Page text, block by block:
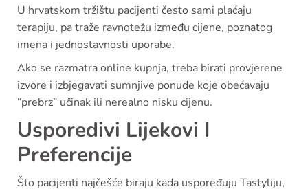
U hrvatskom tržištu pacijenti često sami plaćaju
terapiju, pa traže ravnotežu između cijene, poznatog
imena i jednostavnosti uporabe.
Ako se razmatra online kupnja, treba birati provjerene
izvore i izbjegavati sumnjive ponude koje obećavaju
“prebrz” učinak ili nerealno nisku cijenu.
Usporedivi Lijekovi I
Preferencije
Što pacijenti najčešće biraju kada uspoređuju Tastyliju,